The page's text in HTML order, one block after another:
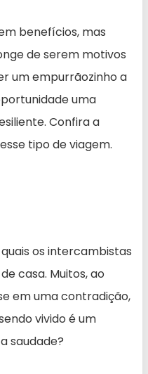
benefícios, mas
de serem motivos
um empurrãozinho a
uma
Confira a
tipo de viagem.
os intercambistas
casa. Muitos, ao
em uma contradição,
vivido é um
saudade?